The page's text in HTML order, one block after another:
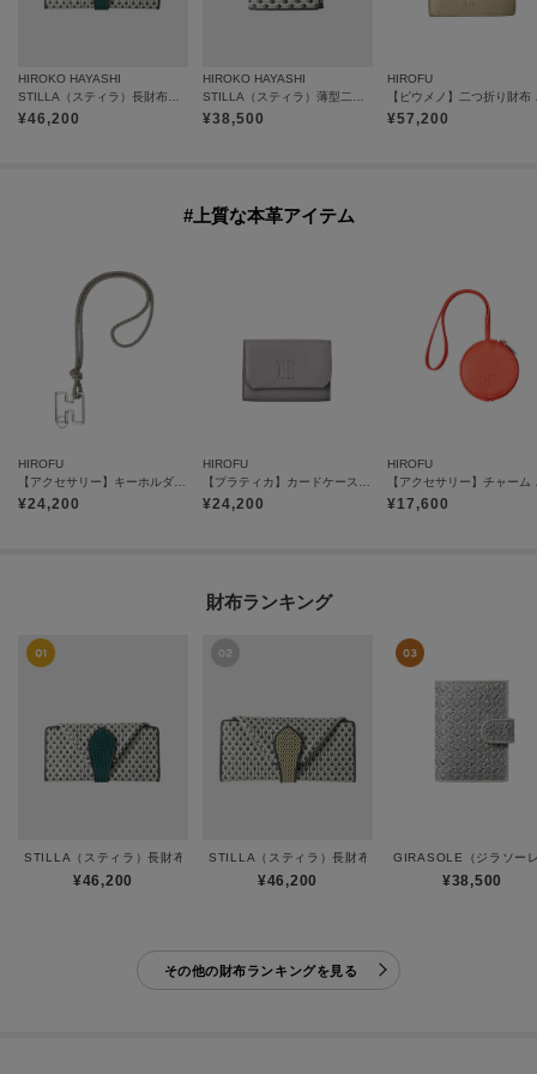
HIROKO HAYASHI
¥46,200
HIROKO HAYASHI
¥38,500
HIROFU
¥57,200
#上質な本革アイテム
HIROFU
【アクセサリー】キーホルダー ストラップ レザー 本革（商品番号：P25-65510）
¥24,200
HIROFU
【プラティカ】カードケース レザー 本革（商品番号：P25-50104）
¥24,200
HIROFU
【アク
¥17,600
財布ランキング
STILLA（スティラ）長財布ミニ
¥46,200
STILLA（スティラ）長財布
¥46,200
GIRASOLE（ジラソー
¥38,500
その他の財布ランキングを見る